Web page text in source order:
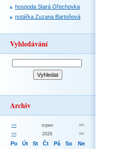
hospoda Stará Ořechovka
notářka Zuzana Bartoňová
Vyhledávání
Archiv
<< srpen
>>
<<
2026 >>
Po Út St Čt Pá So Ne